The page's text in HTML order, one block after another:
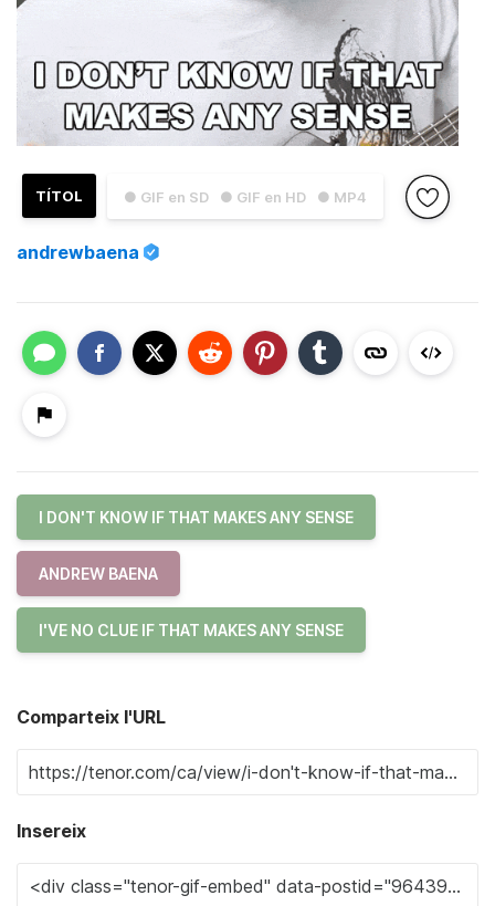
● GIF en SD ● GIF en HD ● MP4
TÍTOL
andrewbaena
I DON'T KNOW IF THAT MAKES ANY SENSE
ANDREW BAENA
I'VE NO CLUE IF THAT MAKES ANY SENSE
Comparteix l'URL
Insereix